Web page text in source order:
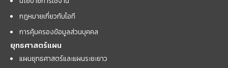
กฎหมายเกี่ยวกับไอที
การคุ้มครองข้อมูลส่วนบุคคล
ยุทธศาสตร์แผน
แผนยุทธศาสตร์และแผนระยะยาว